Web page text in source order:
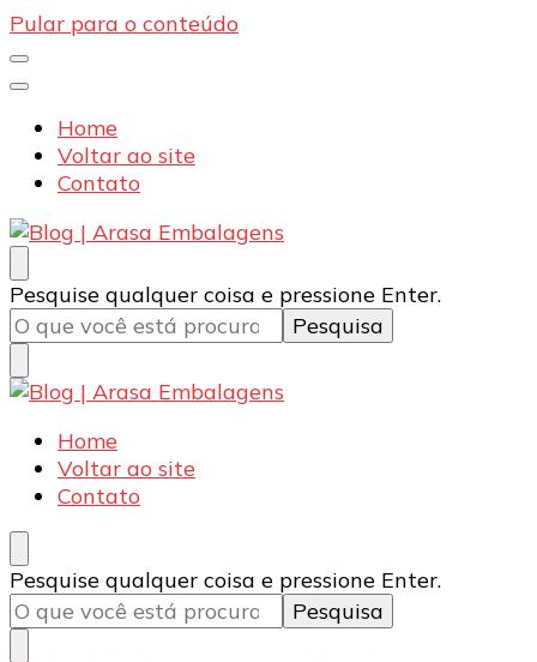
Pular para o conteúdo
Home
Voltar ao site
Contato
Blog | Arasa Embalagens
Confira conteúdos sobre embalagens para pizzas,
doces e salgados. Tudo para seu comércio com a
qualidade Arasa. Leia nossos conteúdos!
Procurando
algo?
Pesquise qualquer coisa e pressione Enter.
Blog | Arasa Embalagens
Confira conteúdos sobre embalagens para pizzas,
doces e salgados. Tudo para seu comércio com a
qualidade Arasa. Leia nossos conteúdos!
Home
Voltar ao site
Contato
Procurando
algo?
Pesquise qualquer coisa e pressione Enter.